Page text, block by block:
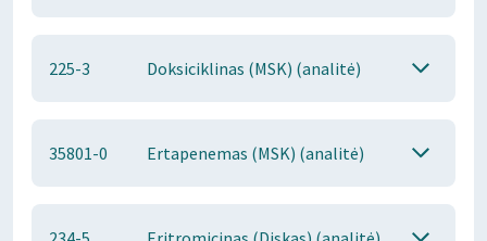
225-3 Doksiciklinas (MSK) (analitė)
35801-0 Ertapenemas (MSK) (analitė)